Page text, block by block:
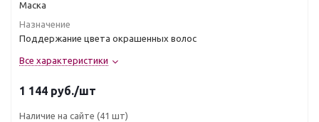
Маска
Назначение
Поддержание цвета окрашенных волос
Все характеристики
1 144 руб./шт
Наличие на сайте (41 шт)